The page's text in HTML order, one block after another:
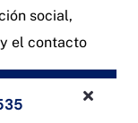
social,
el contacto
casos,